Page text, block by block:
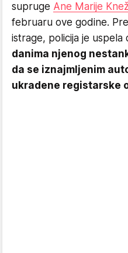
supruge Ane Marije
februaru ove godine.
istrage, policija je uspela
danima njenog
da se iznajmljenim
ukradene registarske